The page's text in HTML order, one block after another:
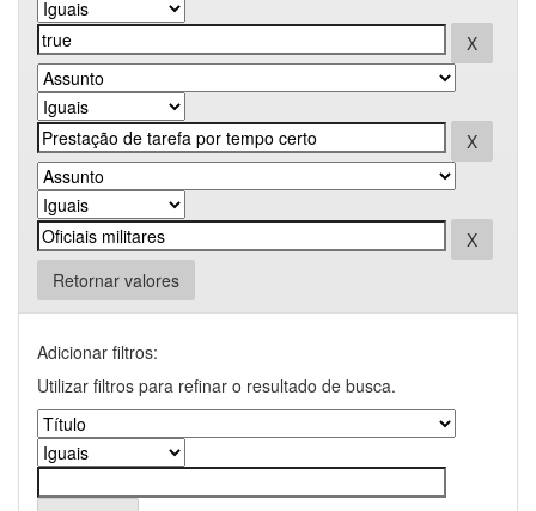
Retornar valores
Adicionar filtros:
Utilizar filtros para refinar o resultado de busca.